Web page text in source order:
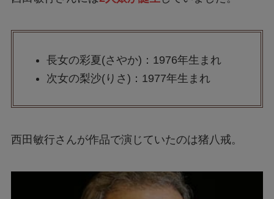
長女の彩夏(さやか)：1976年生まれ
次女の梨沙(りさ)：1977年生まれ
西田敏行さんが作品で演じていたのは猪八戒。